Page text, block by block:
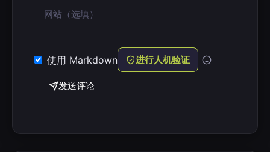
网站
使用 Markdown 进行人机验证
发送评论